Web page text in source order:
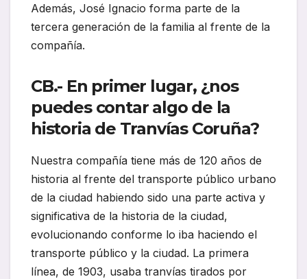
Además, José Ignacio forma parte de la
tercera generación de la familia al frente de la
compañía.
CB.- En primer lugar, ¿nos
puedes contar algo de la
historia de Tranvías Coruña?
Nuestra compañía tiene más de 120 años de
historia al frente del transporte público urbano
de la ciudad habiendo sido una parte activa y
significativa de la historia de la ciudad,
evolucionando conforme lo iba haciendo el
transporte público y la ciudad. La primera
línea, de 1903, usaba tranvías tirados por